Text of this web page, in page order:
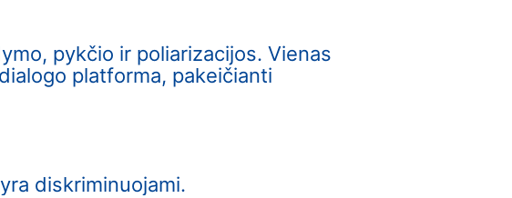
pykčio ir poliarizacijos. Vienas
platforma, pakeičianti
diskriminuojami.